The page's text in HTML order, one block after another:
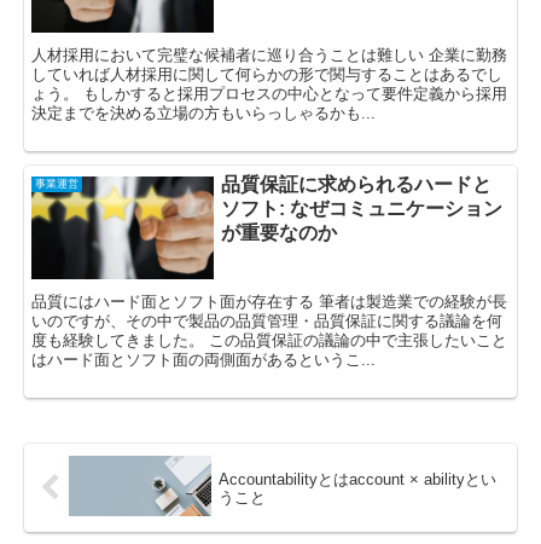
人材採用において完璧な候補者に巡り合うことは難しい 企業に勤務
していれば人材採用に関して何らかの形で関与することはあるでし
ょう。 もしかすると採用プロセスの中心となって要件定義から採用
決定までを決める立場の方もいらっしゃるかも...
事業運営
品質保証に求められるハードと
ソフト: なぜコミュニケーション
が重要なのか
品質にはハード面とソフト面が存在する 筆者は製造業での経験が長
いのですが、その中で製品の品質管理・品質保証に関する議論を何
度も経験してきました。 この品質保証の議論の中で主張したいこと
はハード面とソフト面の両側面があるというこ...
Accountabilityとはaccount × abilityとい
うこと